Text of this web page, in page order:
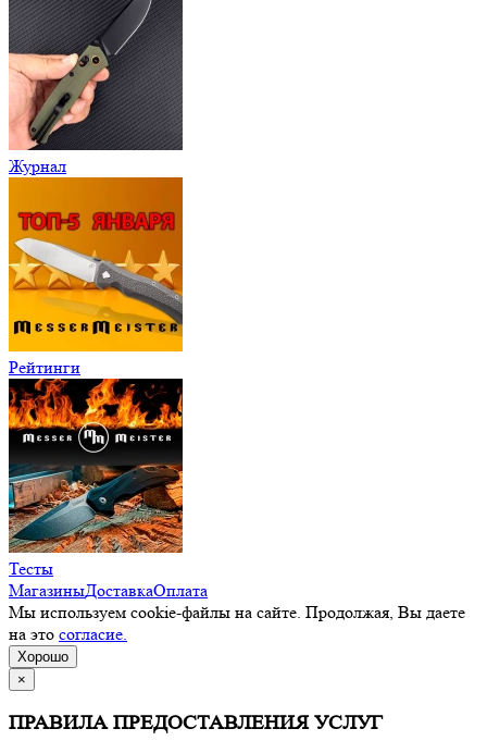
Журнал
Рейтинги
Тесты
МагазиныДоставкаОплата
Мы используем cookie-файлы на сайте. Продолжая, Вы даете
на это согласие.
Хорошо
×
ПРАВИЛА ПРЕДОСТАВЛЕНИЯ УСЛУГ